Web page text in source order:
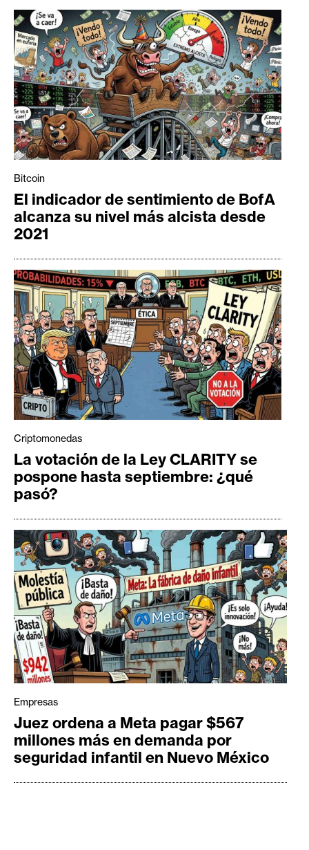
Bitcoin
El indicador de sentimiento de BofA
alcanza su nivel más alcista desde
2021
Criptomonedas
La votación de la Ley CLARITY se
pospone hasta septiembre: ¿qué
pasó?
Empresas
Juez ordena a Meta pagar $567
millones más en demanda por
seguridad infantil en Nuevo México